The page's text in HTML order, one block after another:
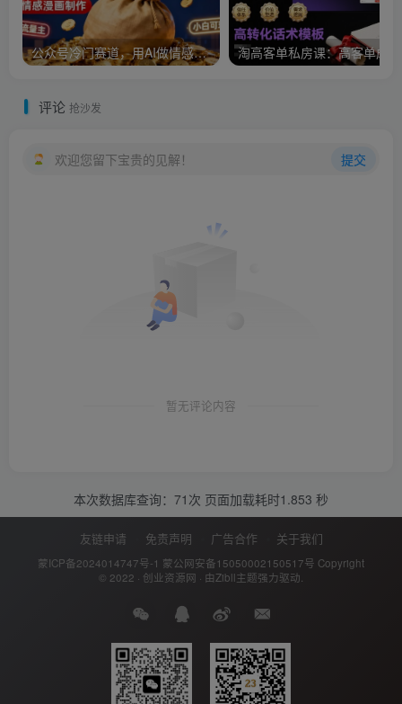
公众号冷门赛道，用AI做情感漫画，7天开通流量主，操作简单，小白可玩
评论 抢沙发
欢迎您留下宝贵的见解！ 提交
暂无评论内容
本次数据库查询：71次 页面加载耗时1.853 秒
友链申请 免责声明 广告合作 关于我们
蒙ICP备2024014747号-1 蒙公网安备15050002150517号 Copyright
© 2022 · 创业资源网 · 由Zibll主题强力驱动.